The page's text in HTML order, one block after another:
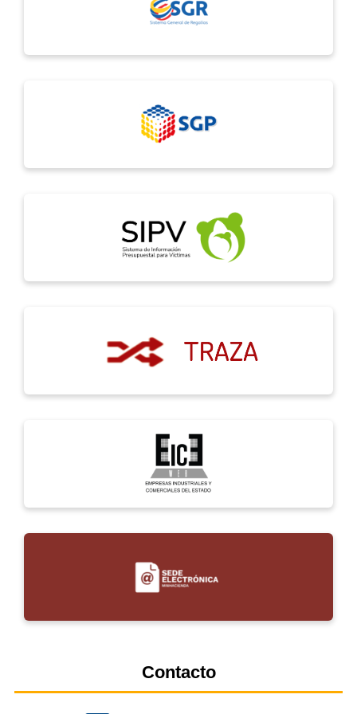
Contacto